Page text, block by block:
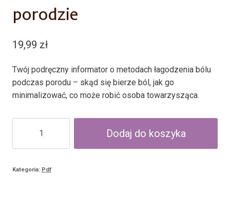
porodzie
19,99 zł
Twój podręczny informator o metodach łagodzenia bólu
podczas porodu – skąd się bierze ból, jak go
minimalizować, co może robić osoba towarzysząca.
łagodzenia
Dodaj do koszyka
Kategoria: Pdf